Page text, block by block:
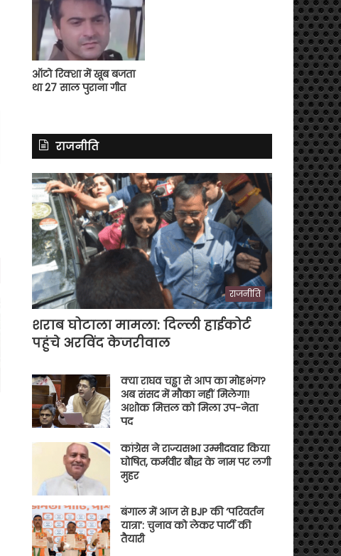
ऑटो रिक्शा में खूब बजता
था 27 साल पुराना गीत
राजनीति
राजनीति
शराब घोटाला मामला: दिल्ली हाईकोर्ट
पहुंचे अरविंद केजरीवाल
क्या राघव चड्ढा से आप का मोहभंग?
अब संसद में मौका नहीं मिलेगा!
अशोक मित्तल को मिला उप-नेता
पद
कांग्रेस ने राज्यसभा उम्मीदवार किया
घोषित, कर्मवीर बौद्ध के नाम पर लगी
मुहर
बंगाल में आज से BJP की ‘परिवर्तन
यात्रा’: चुनाव को लेकर पार्टी की
तैयारी